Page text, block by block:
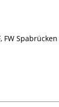
FW Spabrücken